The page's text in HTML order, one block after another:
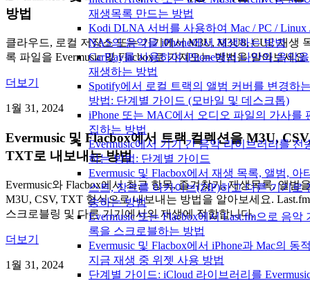
재생목록 만드는 방법
Kodi DLNA 서버를 사용하여 Mac / PC / Linux
NAS의 음악을 iPhone에서 재생하는 방법
CarPlay를 사용하여 iPhone에서 나만의 음악을
재생하는 방법
Spotify에서 로컬 트랙의 앨범 커버를 변경하
방법: 단계별 가이드 (모바일 및 데스크톱)
iPhone 또는 MAC에서 오디오 파일의 가사를
집하는 방법
Evermusic에서 기기 간 음악 라이브러리를 전
하는 방법: 단계별 가이드
Evermusic 및 Flacbox에서 재생 목록, 앨범, 아
스트, 장르를 아카이브(ZIP)하고 다른 기기로
송하는 방법
Evermusic 또는 Flacbox에서 Last.fm으로 음악
록을 스크로블하는 방법
Evermusic 및 Flacbox에서 iPhone과 Mac의 동
지금 재생 중 위젯 사용 방법
단계별 가이드: iCloud 라이브러리를
방법
클라우드, 로컬 저장소 또는 기기에서 M3U, M3U8, CUE 재생
록 파일을 Evermusic 및 Flacbox로 가져오는 방법을 알아보세요.
더보기
1월 31, 2024
Evermusic 및 Flacbox에서 트랙 컬렉션을 M3U,
TXT로 내보내는 방법
Evermusic와 Flacbox에서 최근 항목, 즐겨찾기, 재생목록, 앨범
M3U, CSV, TXT 형식으로 내보내는 방법을 알아보세요. Last.fm
스크로블링 및 다른 기기에서의 재생에 적합합니다.
더보기
1월 31, 2024